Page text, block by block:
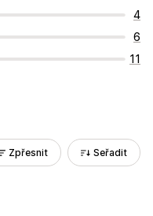
4
6
11
Zpřesnit Seřadit